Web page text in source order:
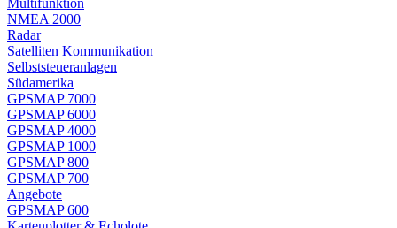
Multifunktion
NMEA 2000
Radar
Satelliten Kommunikation
Selbststeueranlagen
Südamerika
GPSMAP 7000
GPSMAP 6000
GPSMAP 4000
GPSMAP 1000
GPSMAP 800
GPSMAP 700
Angebote
GPSMAP 600